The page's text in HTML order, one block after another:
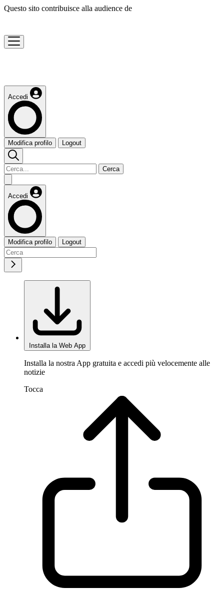
Questo sito contribuisce alla audience de
Accedi
Modifica profilo Logout
Cerca
Accedi
Modifica profilo Logout
Installa la Web App
Installa la nostra App gratuita e accedi più velocemente alle
notizie
Tocca